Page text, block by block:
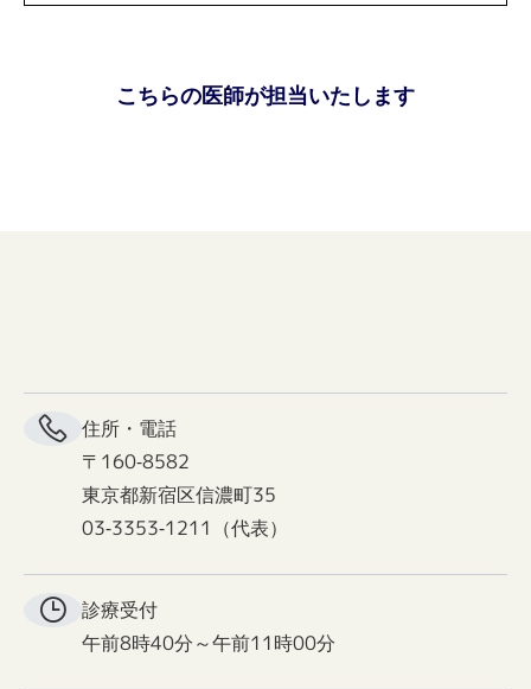
こちらの医師が担当いたします
住所・電話
〒160-8582
東京都新宿区信濃町35
03-3353-1211（代表）
診療受付
午前8時40分～午前11時00分